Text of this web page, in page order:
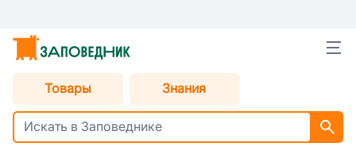
Товары Знания